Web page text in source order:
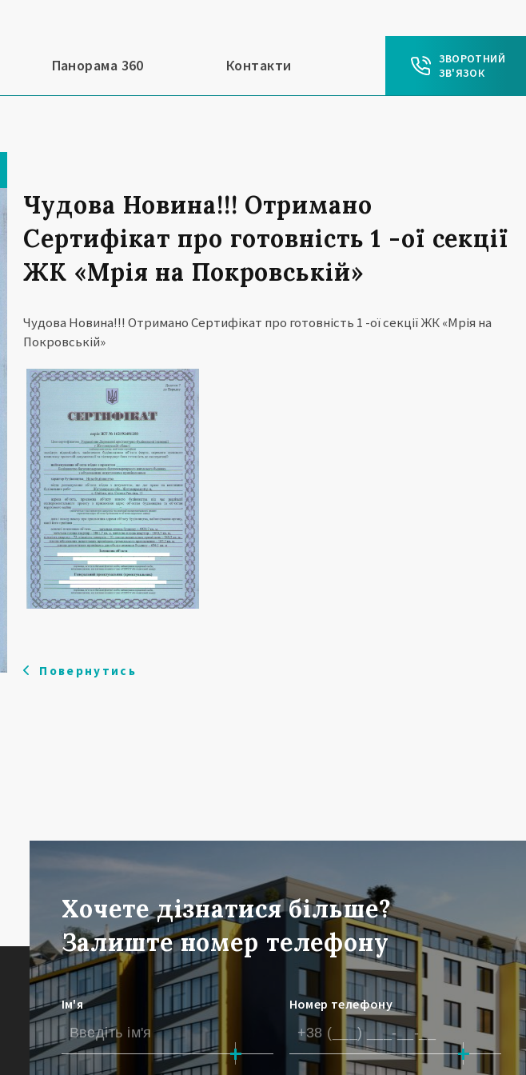
Панорама 360 Контакти
ЗВОРОТНИЙ
ЗВ'ЯЗОК
Чудова Новина!!! Отримано
Сертифікат про готовність 1 -ої секції
ЖК «Мрія на Покровській»
Чудова Новина!!! Отримано Сертифікат про готовність 1 -ої секції ЖК «Мрія на
Покровській»
Повернутись
Хочете дізнатися більше?
Залиште номер телефону
Ім'я Номер телефону